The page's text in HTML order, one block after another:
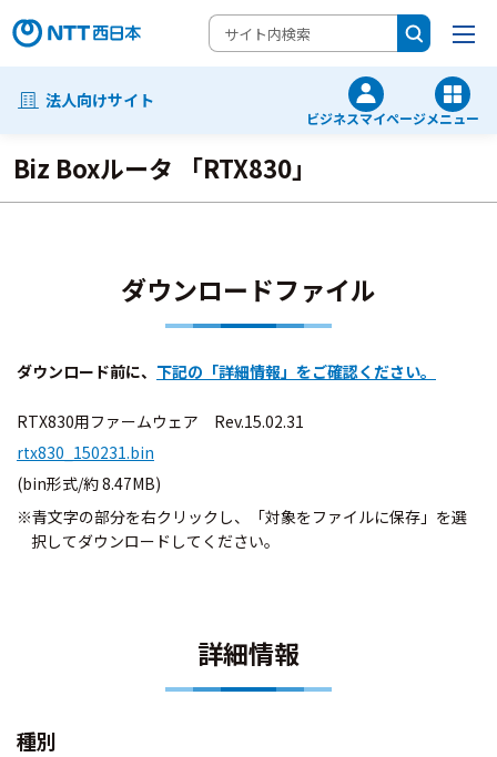
法人向けサイト
ビジネスマイページメニュー
Biz Boxルータ 「RTX830」
ダウンロードファイル
ダウンロード前に、 下記の「詳細情報」をご確認ください。
RTX830用ファームウェア Rev.15.02.31
rtx830_150231.bin
(bin形式/約 8.47MB)
※青文字の部分を右クリックし、「対象をファイルに保存」を選
択してダウンロードしてください。
詳細情報
種別